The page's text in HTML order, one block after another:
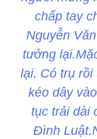
chấp tay
Nguyễn
tưởng
lại. Có trụ
kéo dây
tục trải dài
Đình